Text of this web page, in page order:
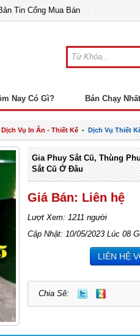
Tin Cổng Mua Bán
Nay Có Gì? Bán Chạy Nhất
Dịch Vụ In Ấn - Thiết Kế-Dịch Vụ Thiết
Gia Phuy Sắt Cũ, Thùng
Sắt Cũ Ở Đâu
Giá Bán: Liên hệ
Lượt Xem: 1211 người
Cập Nhật: 10/05/2023 Lúc 08
LIÊN HỆ
Chia Sẽ: